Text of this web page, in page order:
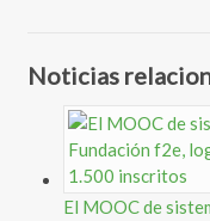
Noticias
El MOOC de